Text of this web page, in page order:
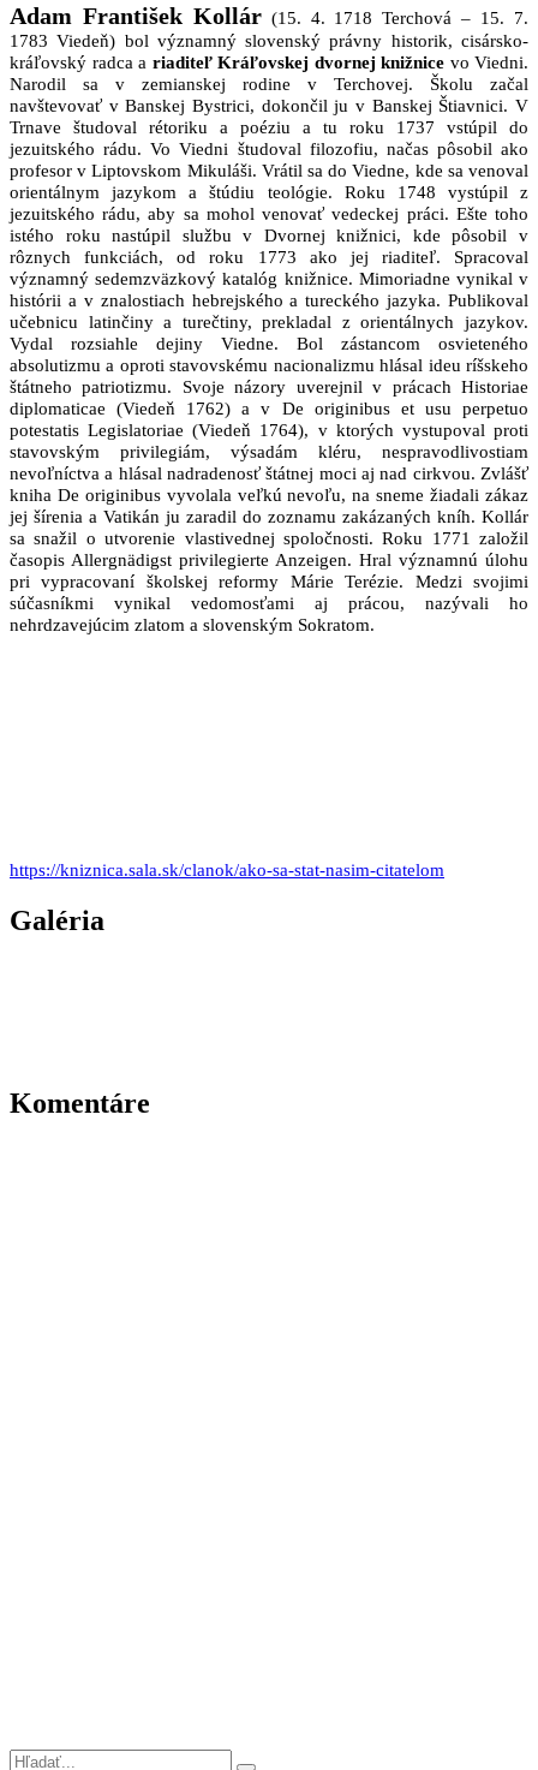
Adam František Kollár(15. 4. 1718 Terchová – 15. 7.
1783 Viedeň) bol významný slovenský právny historik, cisársko-
kráľovský radca a riaditeľ Kráľovskej dvornej knižnice vo Viedni.
Narodil sa v zemianskej rodine v Terchovej. Školu začal
navštevovať v Banskej Bystrici, dokončil ju v Banskej Štiavnici. V
Trnave študoval rétoriku a poéziu a tu roku 1737 vstúpil do
jezuitského rádu. Vo Viedni študoval filozofiu, načas pôsobil ako
profesor v Liptovskom Mikuláši. Vrátil sa do Viedne, kde sa venoval
orientálnym jazykom a štúdiu teológie. Roku 1748 vystúpil z
jezuitského rádu, aby sa mohol venovať vedeckej práci. Ešte toho
istého roku nastúpil službu v Dvornej knižnici, kde pôsobil v
rôznych funkciách, od roku 1773 ako jej riaditeľ. Spracoval
významný sedemzväzkový katalóg knižnice. Mimoriadne vynikal v
histórii a v znalostiach hebrejského a tureckého jazyka. Publikoval
učebnicu latinčiny a turečtiny, prekladal z orientálnych jazykov.
Vydal rozsiahle dejiny Viedne. Bol zástancom osvieteného
absolutizmu a oproti stavovskému nacionalizmu hlásal ideu ríšskeho
štátneho patriotizmu. Svoje názory uverejnil v prácach Historiae
diplomaticae (Viedeň 1762) a v De originibus et usu perpetuo
potestatis Legislatoriae (Viedeň 1764), v ktorých vystupoval proti
stavovským privilegiám, výsadám kléru, nespravodlivostiam
nevoľníctva a hlásal nadradenosť štátnej moci aj nad cirkvou. Zvlášť
kniha De originibus vyvolala veľkú nevoľu, na sneme žiadali zákaz
jej šírenia a Vatikán ju zaradil do zoznamu zakázaných kníh. Kollár
sa snažil o utvorenie vlastivednej spoločnosti. Roku 1771 založil
časopis Allergnädigst privilegierte Anzeigen. Hral významnú úlohu
pri vypracovaní školskej reformy Márie Terézie. Medzi svojimi
súčasníkmi vynikal vedomosťami aj prácou, nazývali ho
nehrdzavejúcim zlatom a slovenským Sokratom.
https://kniznica.sala.sk/clanok/ako-sa-stat-nasim-citatelom
Galéria
Komentáre